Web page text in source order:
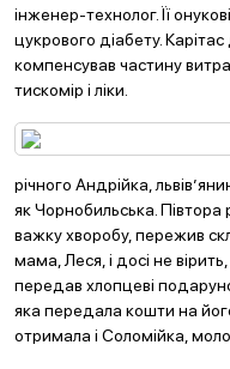
інженер-технолог. Її
цукрового діабету.
компенсував частину
тискомір і ліки.
річного Андрійка,
як Чорнобильська. Півтора
важку хворобу, пережив
мама, Леся, і досі не
передав хлопцеві
яка передала кошти на
отримала і Соломійка,